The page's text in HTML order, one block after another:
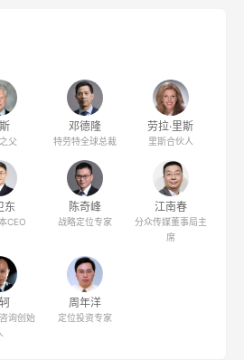
父
邓德隆
特劳特全球总裁
劳拉·里斯
里斯合伙人
东
CEO
陈奇峰
战略定位专家
江南春
分众传媒董事局主
席
询创始
周年洋
定位投资专家